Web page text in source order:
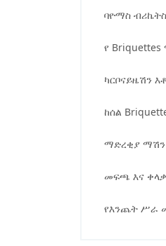
ባዮማስ
የ
ካርቦናይዜሽን
ከሰል
ማድረቂያ ማሽን
መፍጫ እና
የእንጨት ሥራ